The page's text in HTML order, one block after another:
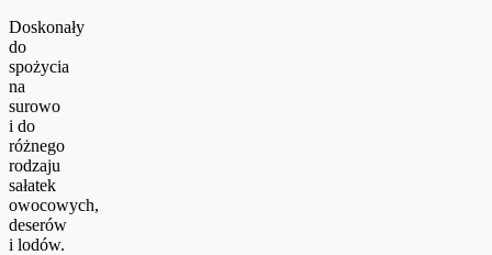
Doskonały
do
spożycia
na
surowo
i do
różnego
rodzaju
sałatek
owocowych,
deserów
i lodów.